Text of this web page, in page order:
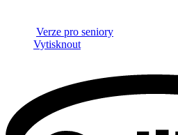
Verze pro seniory
Vytisknout